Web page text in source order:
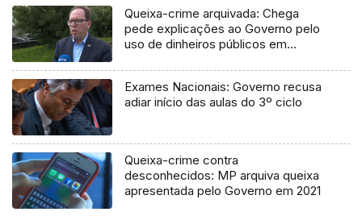
Queixa-crime arquivada: Chega
pede explicações ao Governo pelo
uso de dinheiros públicos em
Exames Nacionais: Governo recusa
adiar início das aulas do 3º ciclo
Queixa-crime contra
desconhecidos: MP arquiva queixa
apresentada pelo Governo em 2021